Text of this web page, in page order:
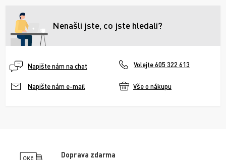
Nenašli jste, co jste hledali?
Napište nám na chat Volejte 605 322 613
Napište nám e-mail Vše o nákupu
Doprava zdarma